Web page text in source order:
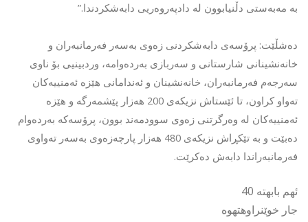
بە مەبەستی دڵنیابوون لە دادپەروەریی دابەشکردندا.”
دەشڵێت: پرۆسەی دابەشکردنی زەوی بەسەر فەرمانبەران و
خانەنشینانی شارستانی و سەربازی بەردەوامە، وردبینیی بۆ ناوی
سەرجەم فەرمانبەران، خانەنشینان و ئەندامانی هێزە ئەمنییەکان
تەواو کراون، تا ئێستاش نزیكەی 200 هەزار پێشمەرگە و هێزە
ئەمنییەكان لە وەرگرتنی زەوی سوودمەند بوون، پرۆسەكە بەردەوام
دەبێت و بە تێکڕاش نزیکەی 480 هەزار پارچەزەوی بەسەر تەواوی
فەرمانبەراندا دابەش دەکرێت.
ئهم بابهته 40
جار خوێنراوهتهوه